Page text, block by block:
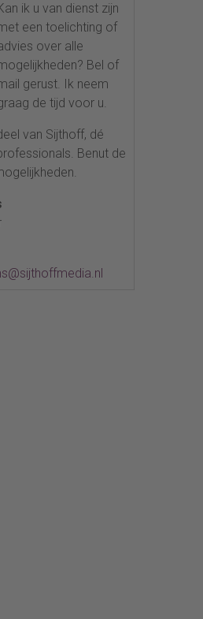
ik u van dienst zijn
een toelichting of
over alle
Bel of
gerust. Ik neem
de tijd voor u.
van Sijthoff, dé
Benut de